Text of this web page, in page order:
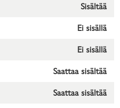
Sisältää
Ei sisällä
Ei sisällä
Saattaa sisältää
Saattaa sisältää